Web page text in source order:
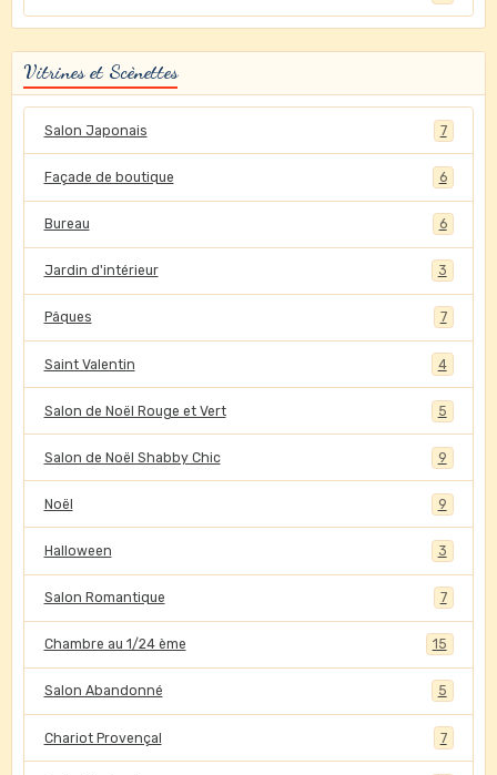
Vitrines et Scènettes
Salon Japonais 7
Façade de boutique 6
Bureau 6
Jardin d'intérieur 3
Pâques 7
Saint Valentin 4
Salon de Noël Rouge et Vert 5
Salon de Noël Shabby Chic 9
Noël 9
Halloween 3
Salon Romantique 7
Chambre au 1/24 ème 15
Salon Abandonné 5
Chariot Provençal 7